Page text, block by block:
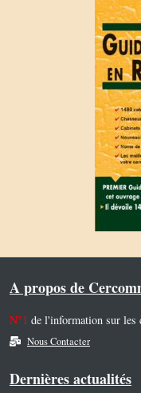
A propos de
N°1 de l'information sur les
Nous Contacter
Dernières actualités